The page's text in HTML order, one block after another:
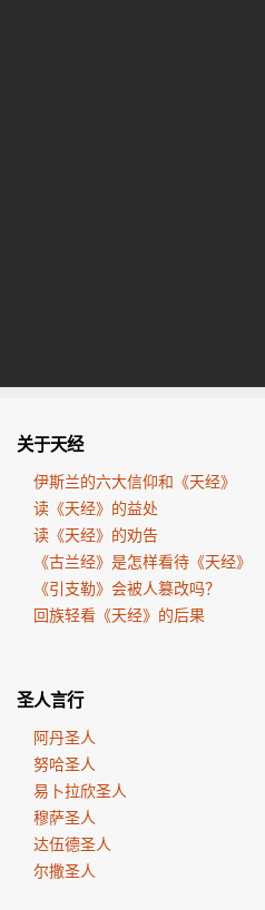
关于天经
伊斯兰的六大信仰和《天经》
读《天经》的益处
读《天经》的劝告
《古兰经》是怎样看待《天经》
《引支勒》会被人篡改吗？
回族轻看《天经》的后果
圣人言行
阿丹圣人
努哈圣人
易卜拉欣圣人
穆萨圣人
达伍德圣人
尔撒圣人